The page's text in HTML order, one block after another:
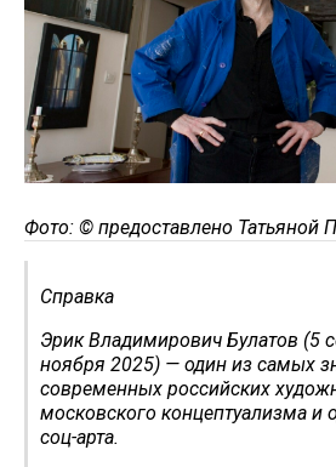
Фото: © предоставлено Татьяной
Справка
Эрик Владимирович Булатов (5
ноября 2025) — один из самых
современных российских
московского концептуализма и
соц-арта.